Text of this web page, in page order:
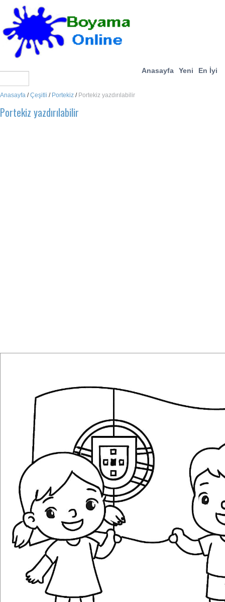
Anasayfa Yeni En İyi
Anasayfa /Çeşitli / Portekiz / Portekiz yazdırılabilir
Portekiz yazdırılabilir